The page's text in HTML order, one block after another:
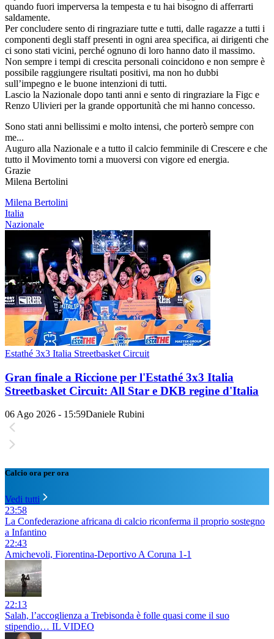
quando fuori imperversa la tempesta e tu hai bisogno di afferrarti
saldamente.
Per concludere sento di ringraziare tutte e tutti, dalle ragazze a tutti i
componenti degli staff presenti in ogni area specifica, ai dirigenti che
ci sono stati vicini, perché ognuno di loro hanno dato il massimo.
Non sempre i tempi di crescita personali coincidono e non sempre è
possibile raggiungere risultati positivi, ma non ho dubbi
sull’impegno e le buone intenzioni di tutti.
Lascio la Nazionale dopo tanti anni e sento di ringraziare la Figc e
Renzo Ulivieri per la grande opportunità che mi hanno concesso.
Sono stati anni bellissimi e molto intensi, che porterò sempre con
me...
Auguro alla Nazionale e a tutto il calcio femminile di Crescere e che
tutto il Movimento torni a muoversi con vigore ed energia.
Grazie
Milena Bertolini
Milena Bertolini
Italia
Nazionale
Estathé 3x3 Italia Streetbasket Circuit
Gran finale a Riccione per l'Estathé 3x3 Italia
Streetbasket Circuit: All Star e DKB regine d'Italia
06 Ago 2026 - 15:59Daniele Rubini
Calcio ora per ora
Vedi tutti
23:58
La Confederazione africana di calcio riconferma il proprio sostegno
a Infantino
22:43
Amichevoli, Fiorentina-Deportivo A Coruna 1-1
22:13
Salah, l’accoglienza a Trebisonda è folle quasi come il suo
stipendio… IL VIDEO